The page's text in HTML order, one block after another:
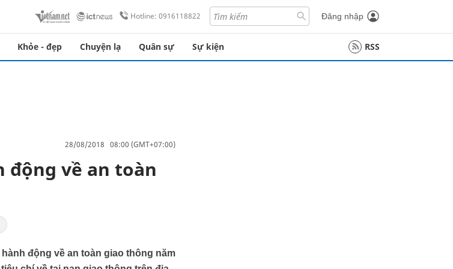
Hotline: 0916118822 Đăng nhập
Khỏe - đẹp Chuyện lạ Quân sự Sự kiện RSS
28/08/2018 08:00 (GMT+07:00)
động về an toàn
động về an toàn giao thông năm